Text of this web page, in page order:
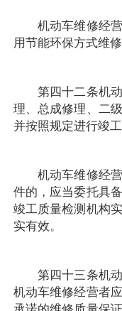
机动车维修经
用节能环保方式维
第四十二条机
理、总成修理、二
并按照规定进行竣
机动车维修经
件的，应当委托具
竣工质量检测机构
实有效。
第四十三条机
机动车维修经营者